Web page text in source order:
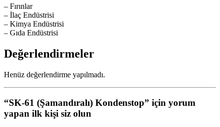
– Fırınlar
– İlaç Endüstrisi
– Kimya Endüstrisi
– Gıda Endüstrisi
Değerlendirmeler
Henüz değerlendirme yapılmadı.
“SK-61 (Şamandıralı) Kondenstop” için yorum
yapan ilk kişi siz olun